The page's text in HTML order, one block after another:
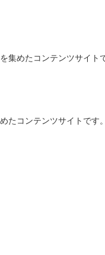
集めたコンテンツサイト
たコンテンツサイトです